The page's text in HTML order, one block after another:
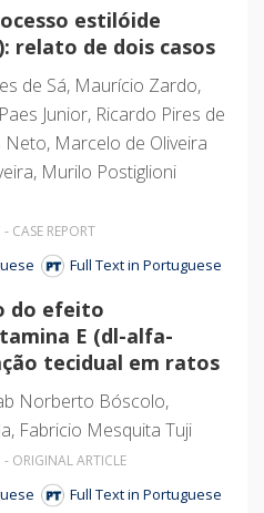
estilóide
relato de dois casos
de Sá, Maurício Zardo,
Junior, Ricardo Pires de
Marcelo de Oliveira
Murilo Postiglioni
CASE REPORT
Full Text in Portuguese
do efeito
E (dl-alfa-
tecidual em ratos
Norberto Bóscolo,
Fabricio Mesquita Tuji
ORIGINAL ARTICLE
Full Text in Portuguese